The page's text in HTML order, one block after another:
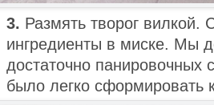
3. Размять творог вилкой.
ингредиенты в миске. Мы
достаточно панировочных
было легко сформировать